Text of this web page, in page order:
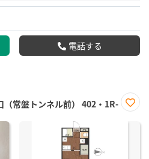
電話する
常盤トンネル前） 402・1R-
に入